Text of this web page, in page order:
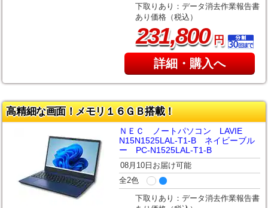
下取りあり：データ消去作業報告書
あり価格（税込）
231,800円
詳細・購入へ
高精細な画面！メモリ１６ＧＢ搭載！
ＮＥＣ ノートパソコン LAVIE
N15N1525LAL-T1-B ネイビーブル
ー PC-N1525LAL-T1-B
08月10日お届け可能
全2色
下取りあり：データ消去作業報告書